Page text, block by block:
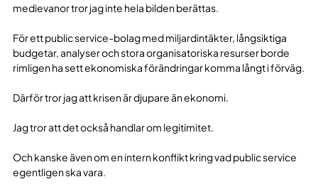
medievanor tror jag inte hela bilden berättas.
För ett public service-bolag med miljardintäkter, långsiktiga
budgetar, analyser och stora organisatoriska resurser borde
rimligen ha sett ekonomiska förändringar komma långt i förväg.
Därför tror jag att krisen är djupare än ekonomi.
Jag tror att det också handlar om legitimitet.
Och kanske även om en intern konflikt kring vad public service
egentligen ska vara.